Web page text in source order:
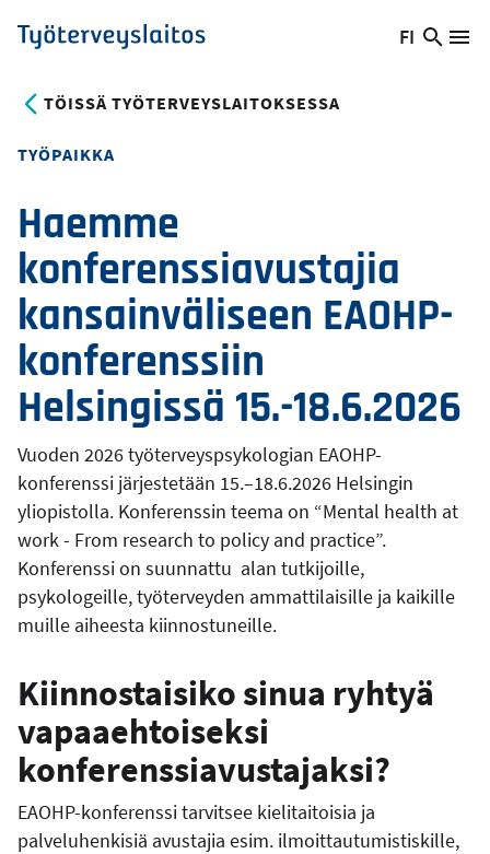
Hyppää
pääsisältöön
Työterveyslaitos
Vaihda
FI
Hae
TÖISSÄ TYÖTERVEYSLAITOKSESSA
TYÖPAIKKA
Haemme
konferenssiavustajia
kansainväliseen EAOHP-
konferenssiin
Helsingissä 15.-18.6.2026
Vuoden 2026 työterveyspsykologian EAOHP-
konferenssi järjestetään 15.–18.6.2026 Helsingin
yliopistolla. Konferenssin teema on “Mental health at
work - From research to policy and practice”.
Konferenssi on suunnattu alan tutkijoille,
psykologeille, työterveyden ammattilaisille ja kaikille
muille aiheesta kiinnostuneille.
Kiinnostaisiko sinua ryhtyä
vapaaehtoiseksi
konferenssiavustajaksi?
EAOHP-konferenssi tarvitsee kielitaitoisia ja
palveluhenkisiä avustajia esim. ilmoittautumistiskille,